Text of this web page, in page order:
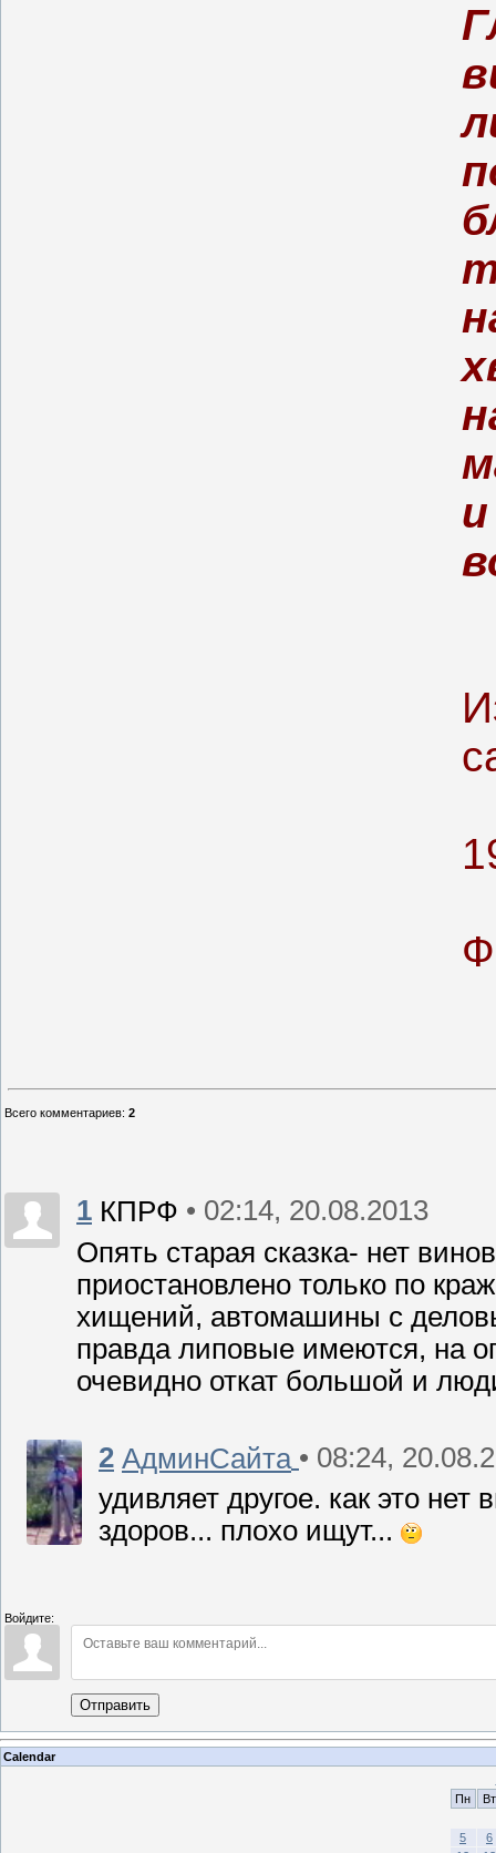
Всего комментариев: 2
1 КПРФ • 02:14, 20.08.2013
Опять старая сказка- нет
приостановлено только по
хищений, автомашины с
правда липовые имеются, на
очевидно откат большой и
2 АдминСайта • 08:24,
удивляет другое. как это
здоров... плохо ищут...
Войдите:
Отправить
Calendar
Пн
Вт
5
6